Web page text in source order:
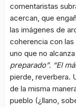
comentaristas
acercan, que
las imágenes de
coherencia con las
uno que no
preparado”. “El
pierde, reverbera.
de la misma
pueblo (¿llano,